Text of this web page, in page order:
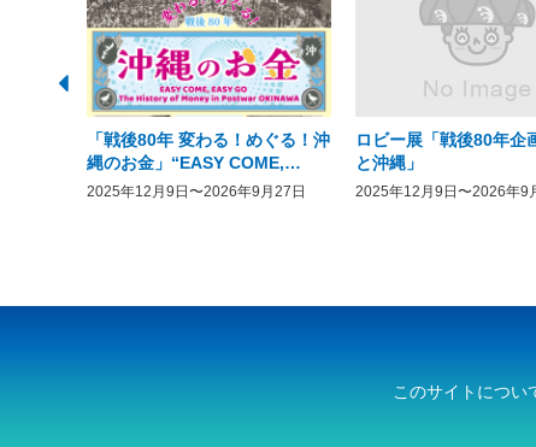
「戦後80年 変わる！めぐる！沖
縄のお金」“EASY COME,
EASY GO － The History of
2025年12月9日〜2026年9月27日
ロビー展「戦後80年企
と沖縄」
2025年12月9日〜2026年9
このサイトについ